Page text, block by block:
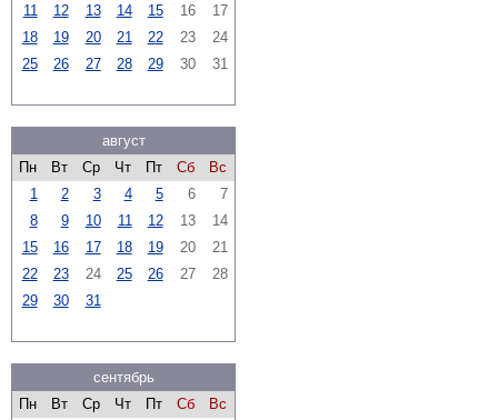
11
12 13 14 15 16
17
18
19 20 21 22 23
24
25
26 27 28 29 30 31
август
Пн
Вт Ср Чт Пт Сб
Вс
1
2 3 4 5 6
7
8
9 10 11 12 13
14
15
16 17 18 19 20
21
22
23 24 25 26 27
28
29
30 31
сентябрь
Пн
Вт Ср Чт Пт Сб
Вс